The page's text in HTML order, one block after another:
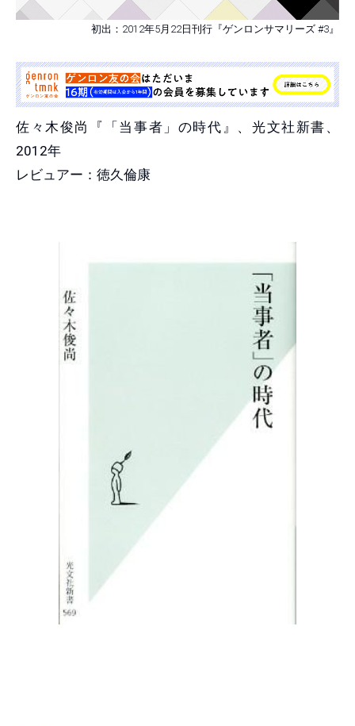
初出：2012年5月22日刊行『ゲンロンサマリーズ #3』
佐々木俊尚『「当事者」の時代』、光文社新書、
2012年
レビュアー：徳久倫康